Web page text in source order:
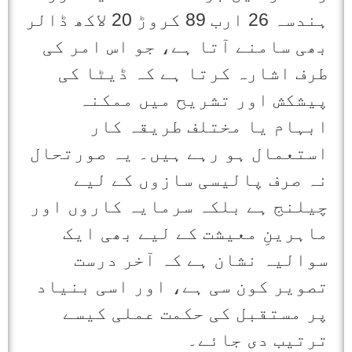
ہندسہ 26 ارب 89 کروڑ 20 لاکھ ڈالر
بھی سامنے آتا ہے، جو اس امر کی
طرف اشارہ کرتا ہے کہ ڈیٹا کی
پیشکش اور تشریح میں ممکنہ
ابہام یا مختلف طریقہ کار
استعمال ہو رہے ہیں۔ یہ صورتحال
نہ صرف پالیسی سازوں کے لیے
چیلنج ہے بلکہ سرمایہ کاروں اور
ماہرینِ معیشت کے لیے بھی ایک
سوالیہ نشان ہے کہ آخر درست
تصویر کون سی ہے، اور اسی بنیاد
پر مستقبل کی حکمت عملی کیسے
ترتیب دی جائے۔